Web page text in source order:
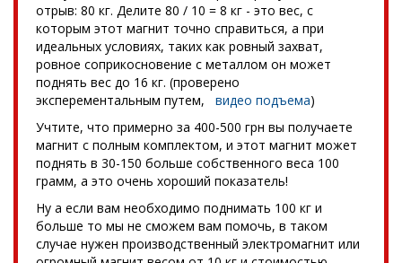
отрыв: 80 кг. Делите 80 / 10 = 8 кг - это вес, с
которым этот магнит точно справиться, а при
идеальных условиях, таких как ровный захват,
ровное соприкосновение с металлом он может
поднять вес до 16 кг. (проверено
эксперементальным путем, видео подъема)
Учтите, что примерно за 400-500 грн вы получаете
магнит с полным комплектом, и этот магнит может
поднять в 30-150 больше собственного веса 100
грамм, а это очень хороший показатель!
Ну а если вам необходимо поднимать 100 кг и
больше то мы не сможем вам помочь, в таком
случае нужен производственный электромагнит или